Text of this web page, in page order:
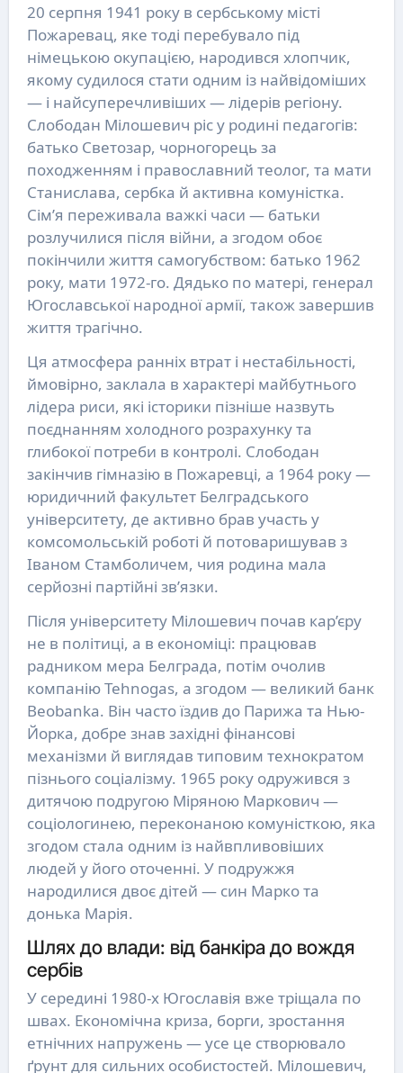
20 серпня 1941 року в сербському місті
Пожаревац, яке тоді перебувало під
німецькою окупацією, народився хлопчик,
якому судилося стати одним із найвідоміших
— і найсуперечливіших — лідерів регіону.
Слободан Мілошевич ріс у родині педагогів:
батько Светозар, чорногорець за
походженням і православний теолог, та мати
Станислава, сербка й активна комуністка.
Сім’я переживала важкі часи — батьки
розлучилися після війни, а згодом обоє
покінчили життя самогубством: батько 1962
року, мати 1972-го. Дядько по матері, генерал
Югославської народної армії, також завершив
життя трагічно.
Ця атмосфера ранніх втрат і нестабільності,
ймовірно, заклала в характері майбутнього
лідера риси, які історики пізніше назвуть
поєднанням холодного розрахунку та
глибокої потреби в контролі. Слободан
закінчив гімназію в Пожаревці, а 1964 року —
юридичний факультет Белградського
університету, де активно брав участь у
комсомольській роботі й потоваришував з
Іваном Стамболичем, чия родина мала
серйозні партійні зв’язки.
Після університету Мілошевич почав кар’єру
не в політиці, а в економіці: працював
радником мера Белграда, потім очолив
компанію Tehnogas, а згодом — великий банк
Beobanka. Він часто їздив до Парижа та Нью-
Йорка, добре знав західні фінансові
механізми й виглядав типовим технократом
пізнього соціалізму. 1965 року одружився з
дитячою подругою Міряною Маркович —
соціологинею, переконаною комуністкою, яка
згодом стала одним із найвпливовіших
людей у його оточенні. У подружжя
народилися двоє дітей — син Марко та
донька Марія.
Шлях до влади: від банкіра до вождя
сербів
У середині 1980-х Югославія вже тріщала по
швах. Економічна криза, борги, зростання
етнічних напружень — усе це створювало
ґрунт для сильних особистостей. Мілошевич,